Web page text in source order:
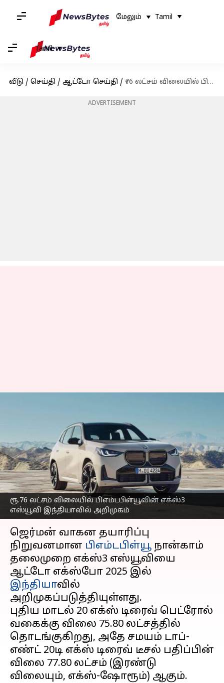
மேலும் Tamil
Tamil
வீடு / செய்தி / ஆட்டோ செய்தி / ₹76 லட்சம் விலையில் பிஎம்டபிள்யூவின் எக்ஸ்3 எஸ்யூவி இந்தியாவில் அறிமுகம்; சிறப்பம்சங்கள் என்னென்ன?
ADVERTISEMENT
ரூ.76 லட்சம் விலையில் பிஎம்டபிள்யூவின் எக்ஸ்3
எஸ்யூவி இந்தியாவில் அறிமுகம்
பிஎம்டபிள்யூவின் எக்ஸ்3
எஸ்யூவி இந்தியாவில்
அறிமுகம்; சிறப்பம்சங்கள்
என்னென்ன?
எழுதியவர் Sekar Chinnappan Jan 18, 2025 12:38 pm
செய்தி முன்னோட்டம்
ஜெர்மன் வாகன தயாரிப்பு
நிறுவனமான பிஎம்டபிள்யூ நான்காம்
தலைமுறை எக்ஸ்3 எஸ்யூவியை
ஆட்டோ எக்ஸ்போ 2025 இல்
இந்தியாவில்
அறிமுகப்படுத்தியுள்ளது.
புதிய மாடல் 20 எக்ஸ் டிரைவ் பெட்ரோல்
வகைக்கு விலை ₹75.80 லட்சத்தில்
தொடங்குகிறது, அதே சமயம் டாப்-
எண்ட் 20டி எக்ஸ் டிரைவ் டீசல் பதிப்பின்
விலை ₹77.80 லட்சம் (இரண்டு
விலையும், எக்ஸ்-ஷோரூம்) ஆகும்.